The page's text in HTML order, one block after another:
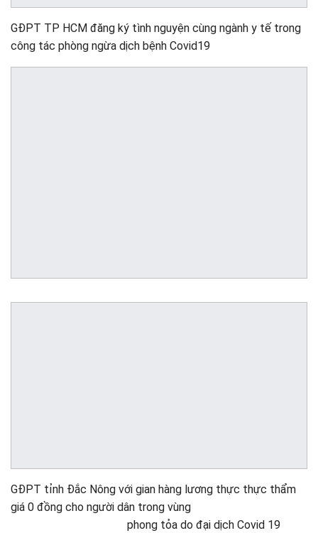
GĐPT TP HCM đăng ký tình nguyện cùng ngành y tế trong
công tác phòng ngừa dịch bệnh Covid19
GĐPT tỉnh Đắc Nông với gian hàng lương thực thực thẩm
giá 0 đồng cho người dân trong vùng
phong tỏa do đại dịch Covid 19